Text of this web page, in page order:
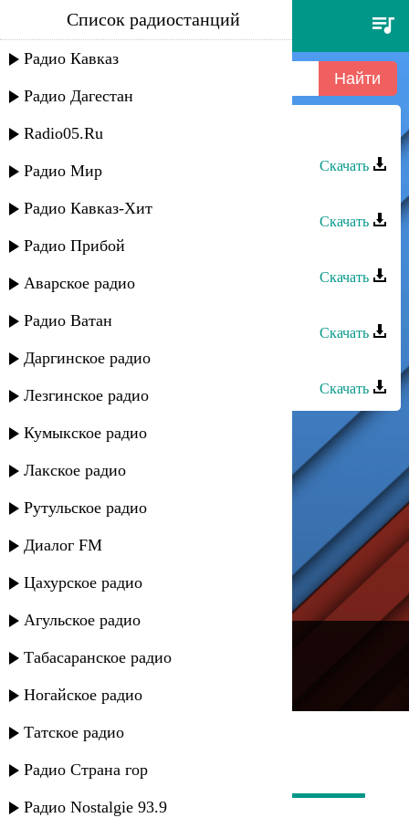
tolika - гаснут огни
Список радиостанций
Радио Кавказ
Радио Дагестан
Radio05.Ru
Радио Мир
Радио Кавказ-Хит
Радио Прибой
Аварское радио
Радио Ватан
Даргинское радио
Лезгинское радио
Кумыкское радио
Лакское радио
Рутульское радио
Диалог FM
Цахурское радио
Агульское радио
Табасаранское радио
Ногайское радио
Татское радио
Радио Страна гор
Радио Nostalgie 93.9
Амирина - Гаснут огни
Скачать
Скачать
GR Style - Дагестанские Огни
Скачать
Скачать
Азамат Пхешхов - Огни
Скачать
---
Русское радио